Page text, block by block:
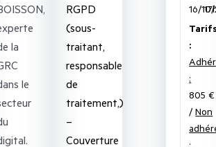
la
le
RGPD
(sous-
traitant,
responsable
de
traitement,)
–
Couverture
16/
:
:
805 €
/Non